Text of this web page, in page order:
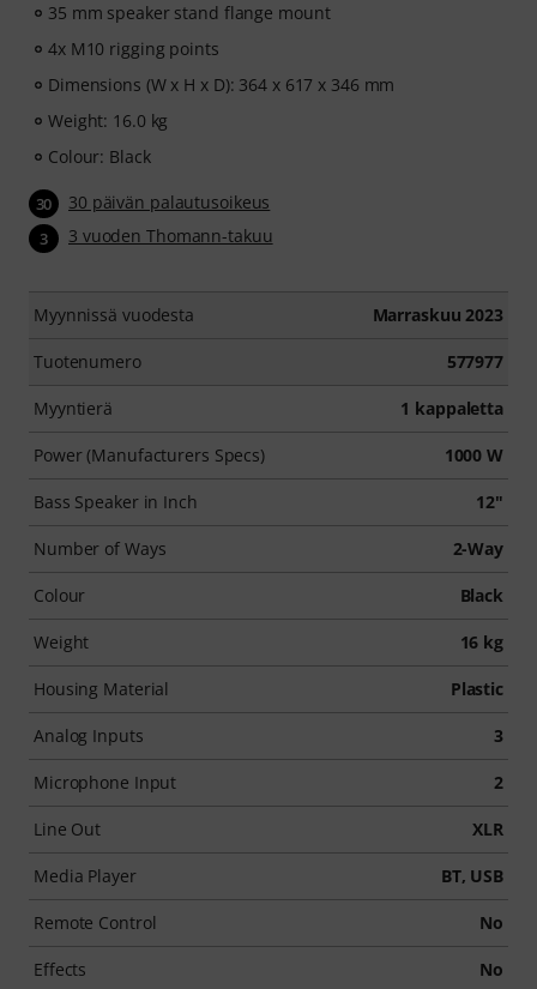
35 mm speaker stand flange mount
4x M10 rigging points
Dimensions (W x H x D): 364 x 617 x 346 mm
Weight: 16.0 kg
Colour: Black
30 30 päivän palautusoikeus
3 3 vuoden Thomann-takuu
Myynnissä vuodesta Marraskuu 2023
Tuotenumero 577977
Myyntierä 1 kappaletta
Power (Manufacturers Specs) 1000 W
Bass Speaker in Inch 12"
Number of Ways 2-Way
Colour Black
Weight 16 kg
Housing Material Plastic
Analog Inputs 3
Microphone Input 2
Line Out XLR
Media Player BT, USB
Remote Control No
Effects No